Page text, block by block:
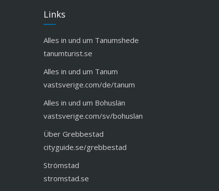
Links
Alles in und um Tanumshede
tanumturist.se
Alles in und um Tanum
vastsverige.com/de/tanum
Alles in und um Bohuslän
vastsverige.com/sv/bohuslan
Über Grebbestad
cityguide.se/grebbestad
Strömstad
stromstad.se